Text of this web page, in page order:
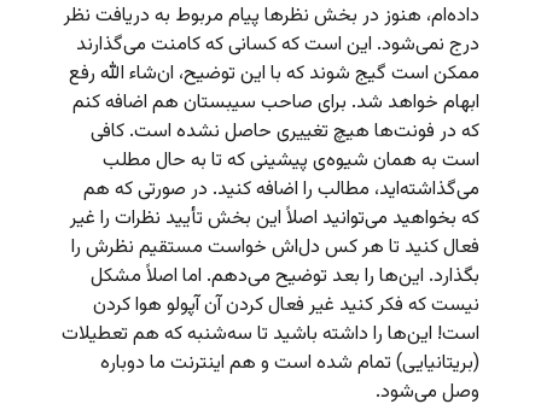
داده‌ام، هنوز در بخش نظرها پیام مربوط به دریافت نظر
درج نمی‌شود. این است که کسانی که کامنت می‌گذارند
ممکن است گیج شوند که با این توضیح، ان‌شاء الله رفع
ابهام خواهد شد. برای صاحب سیبستان هم اضافه کنم
که در فونت‌ها هیچ تغییری حاصل نشده است. کافی
است به همان شیوه‌ی پیشینی که تا به حال مطلب
می‌گذاشته‌اید، مطالب را اضافه کنید. در صورتی که هم
که بخواهید می‌توانید اصلاً این بخش تأیید نظرات را غیر
فعال کنید تا هر کس دل‌اش خواست مستقیم نظرش را
بگذارد. این‌ها را بعد توضیح می‌دهم. اما اصلاً مشکل
نیست که فکر کنید غیر فعال کردن آن آپولو هوا کردن
است! این‌ها را داشته باشید تا سه‌شنبه که هم تعطیلات
(بریتانیایی) تمام شده است و هم اینترنت ما دوباره
وصل می‌شود.